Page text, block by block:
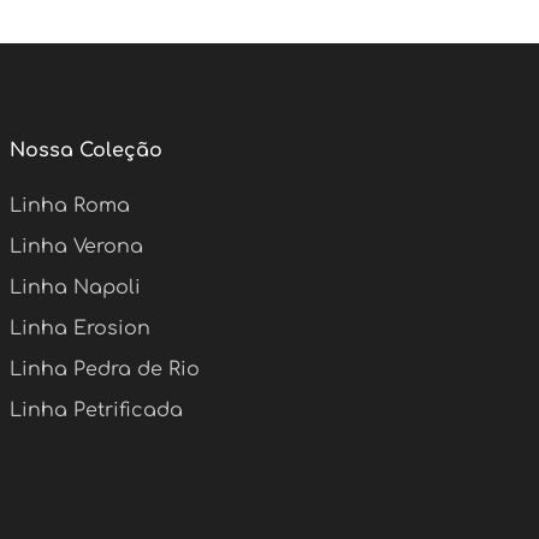
Nossa Coleção
Linha Roma
Linha Verona
Linha Napoli
Linha Erosion
Linha Pedra de Rio
Linha Petrificada